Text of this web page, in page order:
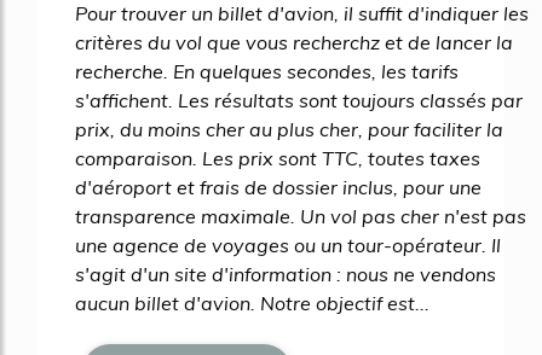
Pour trouver un billet d'avion, il suffit d'indiquer les
critères du vol que vous recherchz et de lancer la
recherche. En quelques secondes, les tarifs
s'affichent. Les résultats sont toujours classés par
prix, du moins cher au plus cher, pour faciliter la
comparaison. Les prix sont TTC, toutes taxes
d'aéroport et frais de dossier inclus, pour une
transparence maximale. Un vol pas cher n'est pas
une agence de voyages ou un tour-opérateur. Il
s'agit d'un site d'information : nous ne vendons
aucun billet d'avion. Notre objectif est...